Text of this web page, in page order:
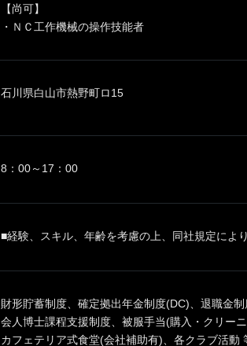
【尚可】
・ＮＣ工作機械の操作技能者
石川県白山市熱野町ロ15
8：00～17：00
■経験、スキル、年齢を考慮の上、同社規定によ
財形貯蓄制度、確定拠出年金制度(DC)、退職金
会人博士課程支援制度、被服手当(購入・クリー
カフェテリア式食堂(会社補助有)、各クラブ活動